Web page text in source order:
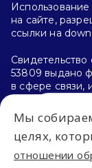
С чего
на сайте,
ссылки на
53809 выдано
в сфере связи,
и массовых
26.04.2013 г.
Политика
Мы
целях,
отношении